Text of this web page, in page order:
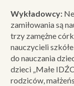
Wykładowcy:
zamiłowania są
trzy zamężne
nauczycieli
do nauczania
dzieci „Małe
rodziców,